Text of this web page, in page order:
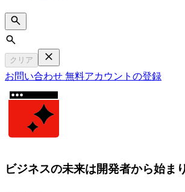
Search
クリア
お問い合わせ 無料アカウントの登録
ビジネスの未来は開発者から始ま